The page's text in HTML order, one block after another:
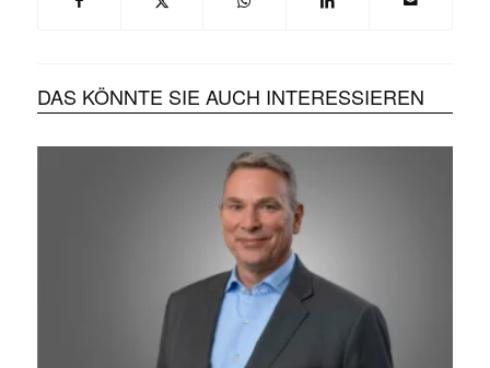
DAS KÖNNTE SIE AUCH INTERESSIEREN